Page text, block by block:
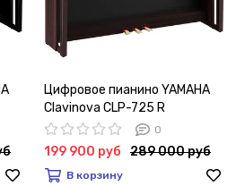
Цифровое пианино YAMAHA
Clavinova CLP-725 R
0
199 900 руб 289 000 руб
В корзину